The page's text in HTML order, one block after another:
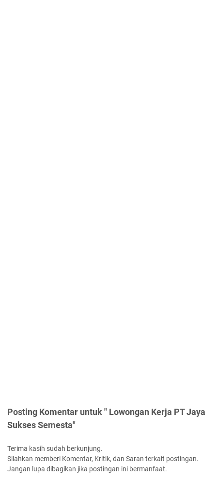
Posting Komentar untuk " Lowongan Kerja PT Jaya
Sukses Semesta"
Terima kasih sudah berkunjung.
Silahkan memberi Komentar, Kritik, dan Saran terkait postingan.
Jangan lupa dibagikan jika postingan ini bermanfaat.